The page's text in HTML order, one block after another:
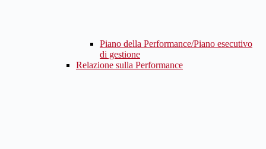
Piano della Performance/Piano esecutivo
di gestione
Relazione sulla Performance